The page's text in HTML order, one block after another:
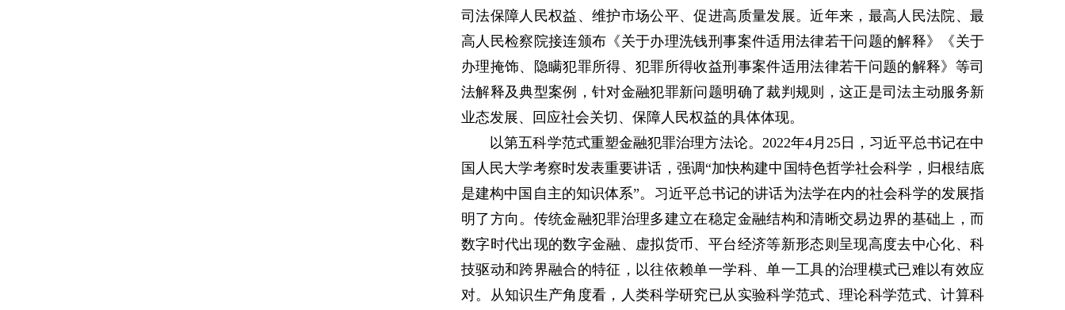
司法保障人民权益、维护市场公平、促进高质量发展。近年来，最高人民法院、最
高人民检察院接连颁布《关于办理洗钱刑事案件适用法律若干问题的解释》《关于
办理掩饰、隐瞒犯罪所得、犯罪所得收益刑事案件适用法律若干问题的解释》等司
法解释及典型案例，针对金融犯罪新问题明确了裁判规则，这正是司法主动服务新
业态发展、回应社会关切、保障人民权益的具体体现。
以第五科学范式重塑金融犯罪治理方法论。2022年4月25日，习近平总书记在中
国人民大学考察时发表重要讲话，强调“加快构建中国特色哲学社会科学，归根结底
是建构中国自主的知识体系”。习近平总书记的讲话为法学在内的社会科学的发展指
明了方向。传统金融犯罪治理多建立在稳定金融结构和清晰交易边界的基础上，而
数字时代出现的数字金融、虚拟货币、平台经济等新形态则呈现高度去中心化、科
技驱动和跨界融合的特征，以往依赖单一学科、单一工具的治理模式已难以有效应
对。从知识生产角度看，人类科学研究已从实验科学范式、理论科学范式、计算科